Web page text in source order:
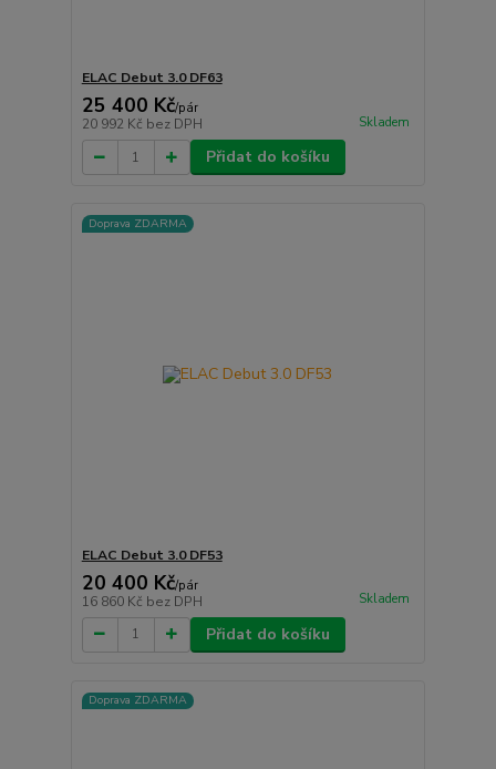
ELAC Debut 3.0 DF63
25 400 Kč/pár
20 992 Kč bez DPH Skladem
Přidat do košíku
Doprava ZDARMA
ELAC Debut 3.0 DF53
20 400 Kč/pár
16 860 Kč bez DPH Skladem
Přidat do košíku
Doprava ZDARMA